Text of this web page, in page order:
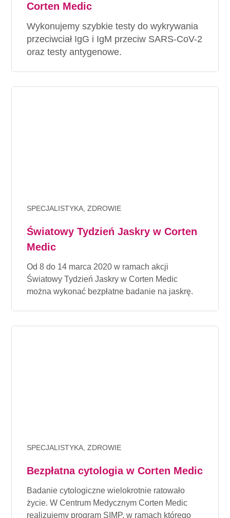
Corten Medic
Wykonujemyszybkie testy do wykrywania
przeciwciał IgG i IgM przeciw SARS-CoV-2
oraz testy antygenowe.
SPECJALISTYKA, ZDROWIE
Światowy Tydzień Jaskry w Corten
Medic
Od 8 do 14 marca 2020 w ramach akcji
Światowy Tydzień Jaskry w Corten Medic
można wykonać bezpłatne badanie na jaskrę.
SPECJALISTYKA, ZDROWIE
Bezpłatna cytologia w Corten Medic
Badanie cytologiczne wielokrotnie ratowało
życie. W Centrum Medycznym Corten Medic
realizujemy program SIMP, w ramach którego